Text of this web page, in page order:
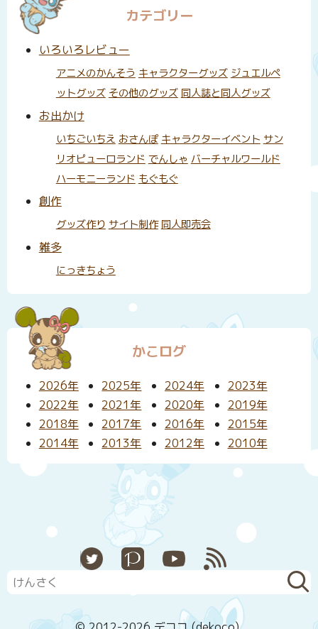
カテゴリー
いろいろレビュー
アニメのかんそう キャラクターグッズ ジュエルペ
ットグッズ その他のグッズ 同人誌と同人グッズ
お出かけ
いちごいちえ おさんぽ キャラクターイベント サン
リオピューロランド でんしゃ バーチャルワールド
ハーモニーランド もぐもぐ
創作
グッズ作り サイト制作 同人即売会
雑多
にっきちょう
かこログ
2026年 2025年 2024年
2023年
2022年
2021年 2020年
2019年
2018年
2017年 2016年
2015年
2014年
2013年 2012年 2010年
Pixiv YouTube